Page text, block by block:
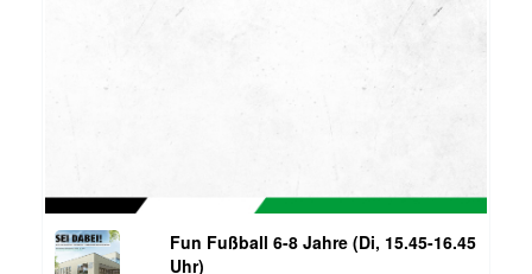
Fun Fußball 6-8 Jahre (Di, 15.45-16.45
Uhr)